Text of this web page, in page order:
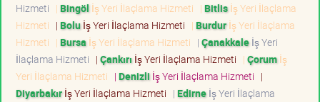
Hizmeti | Bingöl İş Yeri İlaçlama Hizmeti | Bitlisİş Yeri İlaçlama
Hizmeti | Boluİş Yeri İlaçlama Hizmeti | Burdurİş Yeri İlaçlama
Hizmeti | Bursa İş Yeri İlaçlama Hizmeti | Çanakkaleİş Yeri
İlaçlama Hizmeti | Çankırı İş Yeri İlaçlama Hizmeti | Çorumİş
Yeri İlaçlama Hizmeti | Denizli İş Yeri İlaçlama Hizmeti |
Diyarbakırİş Yeri İlaçlama Hizmeti | Edirneİş Yeri İlaçlama